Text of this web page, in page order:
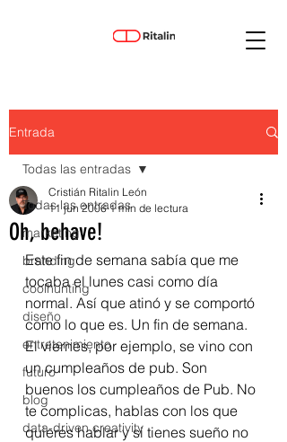
Entrada
Todas las entradas
marketing
branding
coolhunting
diseño
entretenimiento
futuro
blog
data-driven creativity
Todas las entradas
Oh, behave!
Cristián Ritalin León
11 jun 2006 1 min de lectura
Este fin de semana sabía que me
tocaba el lunes casi como día
normal. Así que atinó y se comportó
como lo que es. Un fin de semana.
El viernes, por ejemplo, se vino con
un cumpleaños de pub. Son
buenos los cumpleaños de Pub. No
te complicas, hablas con los que
quieres hablar y si tienes sueño no